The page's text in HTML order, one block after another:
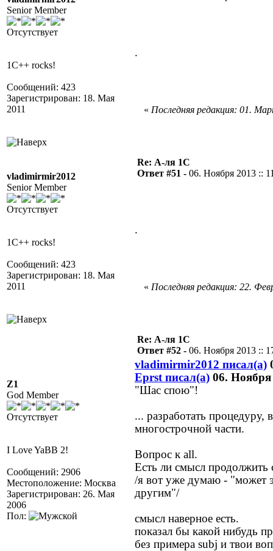
Senior Member
Отсутствует
1C++ rocks!
Сообщений: 423
Зарегистрирован: 18. Мая
2011
.
« Последняя редакция: 01.
vladimirmir2012
Senior Member
Отсутствует
1C++ rocks!
Сообщений: 423
Зарегистрирован: 18. Мая
2011
Re: А-ля 1С
Ответ #51 - 06. Ноября 2013 ::
.
« Последняя редакция: 22.
Z1
God Member
Отсутствует
I Love YaBB 2!
Сообщений: 2906
Местоположение: Москва
Зарегистрирован: 26. Мая
2006
Пол:
Re: А-ля 1С
Ответ #52 - 06. Ноября 2013 ::
vladimirmir2012 писал(а)
Eprst писал(а) 06.
"Шас спою"!
... разработать
многострочной части.
Вопрос к all.
Есть ли смысл продолжить
/я вот уже думаю - "может
другим"/
смысл наверное есть.
показал бы какой нибудь
без примера subj и твои